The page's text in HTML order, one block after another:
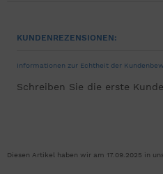
KUNDENREZENSIONEN:
Informationen zur Echtheit der
Schreiben Sie die erste
Diesen Artikel haben wir am 17.09.2025 in